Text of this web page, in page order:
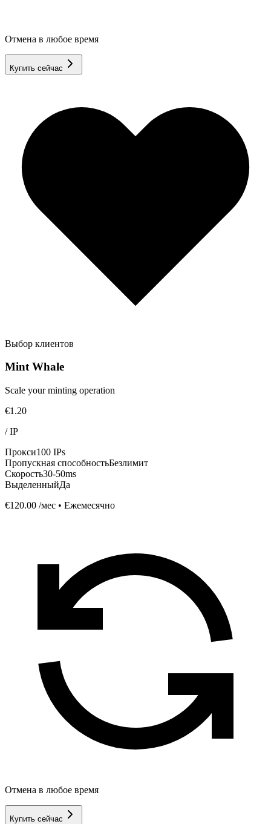
Отмена в любое время
Купить сейчас
Выбор клиентов
Mint Whale
Scale your minting operation
€1.20
/IP
Прокси100 IPs
Пропускная способностьБезлимит
Скорость30-50ms
ВыделенныйДа
€120.00 /мес • Ежемесячно
Отмена в любое время
Купить сейчас